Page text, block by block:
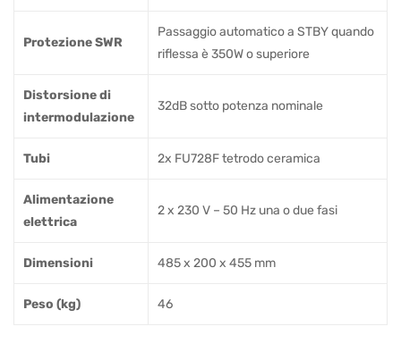
Protezione SWR
Passaggio automatico a STBY quando
riflessa è 350W o superiore
Distorsione di
intermodulazione
32dB sotto potenza nominale
Tubi 2x FU728F tetrodo ceramica
Alimentazione
elettrica
2 x 230 V – 50 Hz una o due fasi
Dimensioni 485 x 200 x 455 mm
Peso (kg) 46